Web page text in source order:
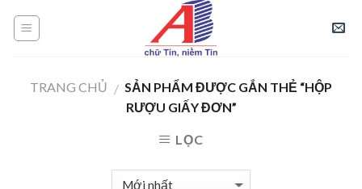
TRANG CHỦ / SẢN PHẨM ĐƯỢC GẮN THẺ “HỘP
RƯỢU GIẤY ĐƠN”
LỌC